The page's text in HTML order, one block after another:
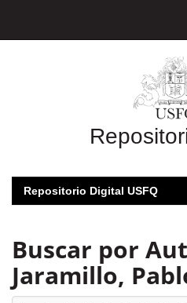
Repositorio Digital USFQ
Buscar por
Jaramillo,